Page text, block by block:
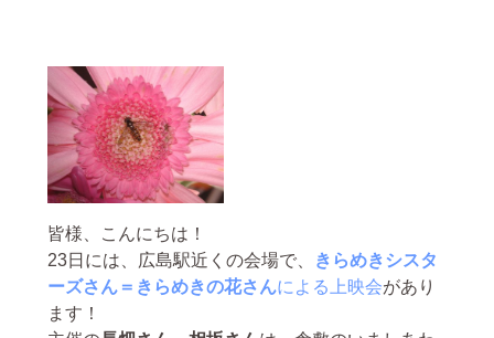
皆様、こんにちは！
23日には、広島駅近くの会場で、
きらめきシスタ
ーズさん＝きらめきの花さんによる上映会があり
ます！